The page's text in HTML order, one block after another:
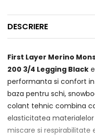
DESCRIERE
First Layer Merino
200 3/4 Legging Black
performanta si confort
baza pentru schi,
colant tehnic combina
elasticitatea
miscare si respirabilitate